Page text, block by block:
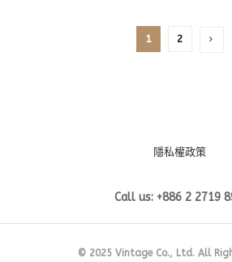
1 2
隱私權政策
Call us: +886 2 2719
© 2025 Vintage Co., Ltd. All